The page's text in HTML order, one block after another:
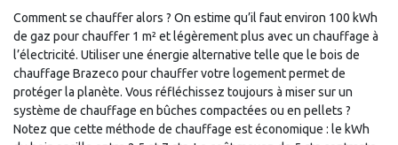
Comment se chauffer alors ? On estime qu’il faut environ 100 kWh
de gaz pour chauffer 1 m² et légèrement plus avec un chauffage à
l’électricité. Utiliser une énergie alternative telle que le bois de
chauffage Brazeco pour chauffer votre logement permet de
protéger la planète. Vous réfléchissez toujours à miser sur un
système de chauffage en bûches compactées ou en pellets ?
Notez que cette méthode de chauffage est économique : le kWh